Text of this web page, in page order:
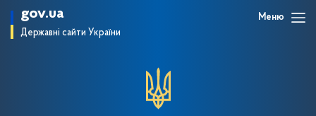
gov.ua
Державні сайти України
Меню